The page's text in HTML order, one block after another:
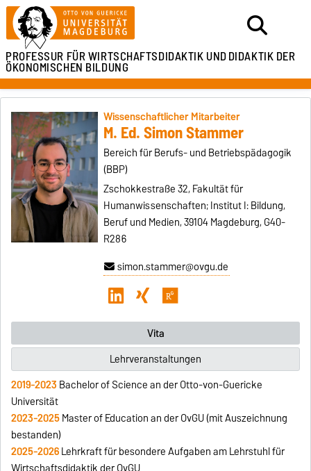
PROFESSUR FÜRWIRTSCHAFTSDIDAKTIK UNDDIDAKTIK DER
ÖKONOMISCHEN BILDUNG
Wissenschaftlicher Mitarbeiter
M. Ed. Simon Stammer
Bereich für Berufs- und Betriebspädagogik
(BBP)
Zschokkestraße 32, Fakultät für
Humanwissenschaften; Institut I: Bildung,
Beruf und Medien, 39104 Magdeburg, G40-
R286
simon.stammer@ovgu.de
Vita
Lehrveranstaltungen
2019-2023 Bachelor of Science an der Otto-von-Guericke
Universität
2023-2025Master of Education an der OvGU (mit Auszeichnung
bestanden)
2025-2026Lehrkraft für besondere Aufgaben am Lehrstuhl für